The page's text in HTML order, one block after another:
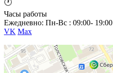
🕐
Часы работы
Ежедневно: Пн-Вс : 09:00- 19:00
VK Max